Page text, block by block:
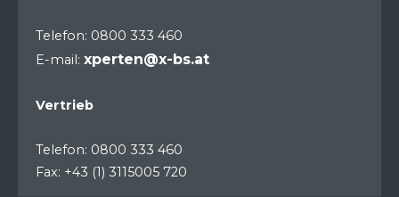
Telefon: 0800 333 460
E-mail: xperten@x-bs.at
Vertrieb
Telefon: 0800 333 460
Fax: +43 (1) 3115005 720